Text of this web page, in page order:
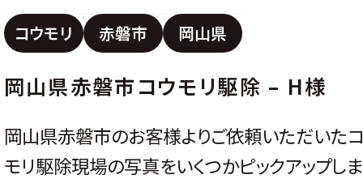
コウモリ 赤磐市 岡山県
岡山県赤磐市コウモリ駆除 – H様
岡山県赤磐市のお客様よりご依頼いただいた
モリ駆除現場の写真をいくつかピックアップし